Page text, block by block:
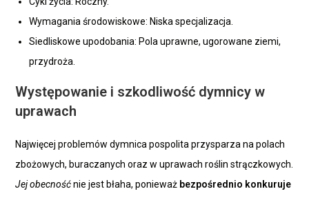
Wymagania środowiskowe: Niska specjalizacja.
Siedliskowe upodobania: Pola uprawne, ugorowane ziemi,
przydroża.
Występowanie i szkodliwość dymnicy w
uprawach
Najwięcej problemów dymnica pospolita przysparza na polach
zbożowych, buraczanych oraz w uprawach roślin strączkowych.
Jej obecnośćnie jest błaha, ponieważ bezpośrednio konkuruje